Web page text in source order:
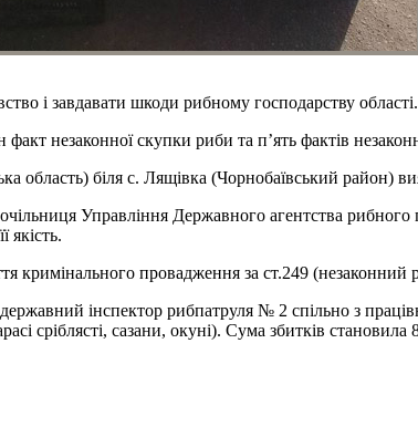
і завдавати шкоди рибному господарству області.
незаконної скупки риби та п’ять фактів
область) біля с. Лящівка (Чорнобаївський район)
Управління Державного агентства рибного
якість.
кримінального провадження за ст.249
інспектор рибпатруля № 2 спільно з
сріблясті, сазани, окуні). Сума збитків становила